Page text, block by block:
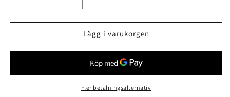
kvantitet
för
till
kvantitet
för
Skärm
till
Lägg i varukorgen
Fler betalningsalternativ